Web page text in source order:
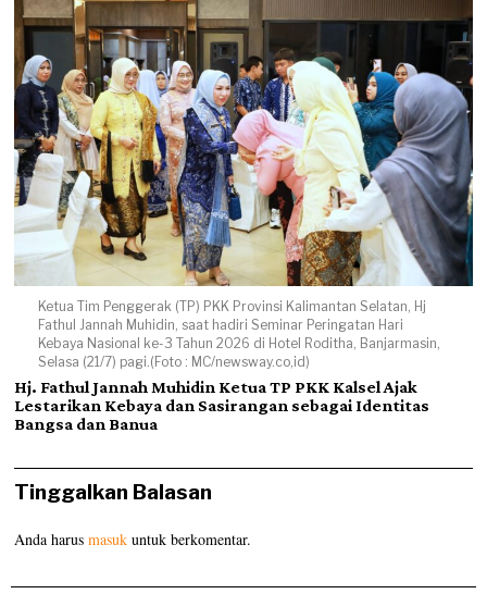
Ketua Tim Penggerak (TP) PKK Provinsi Kalimantan Selatan, Hj
Fathul Jannah Muhidin, saat hadiri Seminar Peringatan Hari
Kebaya Nasional ke-3 Tahun 2026 di Hotel Roditha, Banjarmasin,
Selasa (21/7) pagi.(Foto : MC/newsway.co,id)
Hj. Fathul Jannah Muhidin Ketua TP PKK Kalsel Ajak
Lestarikan Kebaya dan Sasirangan sebagai Identitas
Bangsa dan Banua
Tinggalkan Balasan
Anda harusmasuk untuk berkomentar.